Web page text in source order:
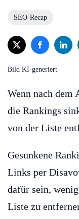
SEO-Recap
Bild KI-generiert
Wenn nach dem
die Rankings
von der Liste
Gesunkene
Links per
dafür sein,
Liste zu